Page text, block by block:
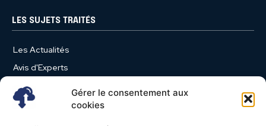
Gérer le consentement aux
cookies
LES SUJETS TRAITÉS
Les Actualités
Avis d'Experts
Produits et Services
Vie d'entreprise